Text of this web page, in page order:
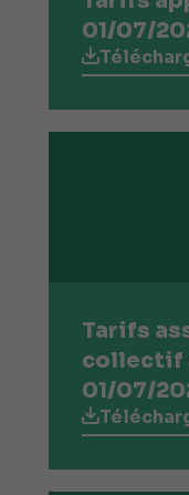
01/07/
Tarifs
collectif
01/07/